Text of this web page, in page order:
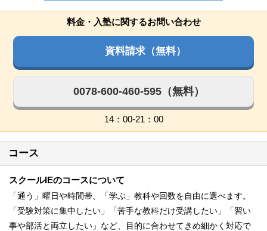
料金・入塾に関するお問い合わせ
資料請求（無料）
0078-600-460-595（無料）
14：00-21：00
コース
スクールIEのコースについて
「通う」曜日や時間帯、「学ぶ」教科や回数を自由に選べます。
「受験対策に集中したい」「苦手な教科だけ受講したい」「習い
事や部活と両立したい」など、目的に合わせてきめ細かく対応で